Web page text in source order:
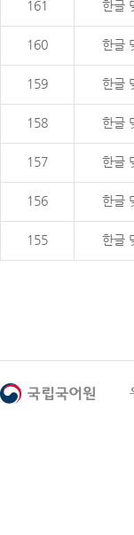
161 한글
160 한글
159 한글
158 한글
157 한글
156 한글
155 한글